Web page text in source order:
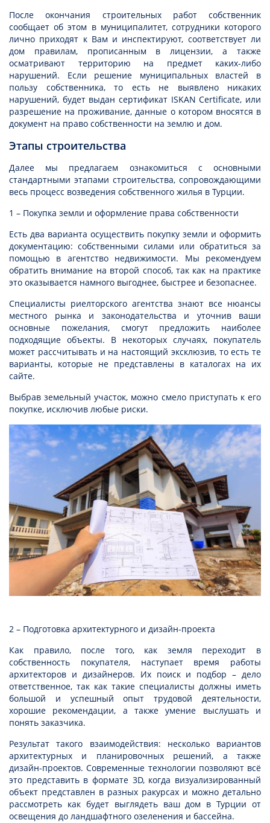
После окончания строительных работ собственник
сообщает об этом в муниципалитет, сотрудники которого
лично приходят к Вам и инспектируют, соответствует ли
дом правилам, прописанным в лицензии, а также
осматривают территорию на предмет каких-либо
нарушений. Если решение муниципальных властей в
пользу собственника, то есть не выявлено никаких
нарушений, будет выдан сертификат ISKAN Certificate, или
разрешение на проживание, данные о котором вносятся в
документ на право собственности на землю и дом.
Этапы строительства
Далее мы предлагаем ознакомиться с основными
стандартными этапами строительства, сопровождающими
весь процесс возведения собственного жилья в Турции.
1 – Покупка земли и оформление права собственности
Есть два варианта осуществить покупку земли и оформить
документацию: собственными силами или обратиться за
помощью в агентство недвижимости. Мы рекомендуем
обратить внимание на второй способ, так как на практике
это оказывается намного выгоднее, быстрее и безопаснее.
Специалисты риелторского агентства знают все нюансы
местного рынка и законодательства и уточнив ваши
основные пожелания, смогут предложить наиболее
подходящие объекты. В некоторых случаях, покупатель
может рассчитывать и на настоящий эксклюзив, то есть те
варианты, которые не представлены в каталогах на их
сайте.
Выбрав земельный участок, можно смело приступать к его
покупке, исключив любые риски.
2 – Подготовка архитектурного и дизайн-проекта
Как правило, после того, как земля переходит в
собственность покупателя, наступает время работы
архитекторов и дизайнеров. Их поиск и подбор – дело
ответственное, так как такие специалисты должны иметь
большой и успешный опыт трудовой деятельности,
хорошие рекомендации, а также умение выслушать и
понять заказчика.
Результат такого взаимодействия: несколько вариантов
архитектурных и планировочных решений, а также
дизайн-проектов. Современные технологии позволяют всё
это представить в формате 3D, когда визуализированный
объект представлен в разных ракурсах и можно детально
рассмотреть как будет выглядеть ваш дом в Турции от
освещения до ландшафтного озеленения и бассейна.